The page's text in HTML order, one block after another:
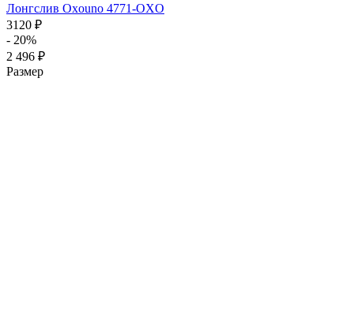
Лонгслив Oxouno 4771-OXO
3120 ₽
- 20%
2 496 ₽
Размер